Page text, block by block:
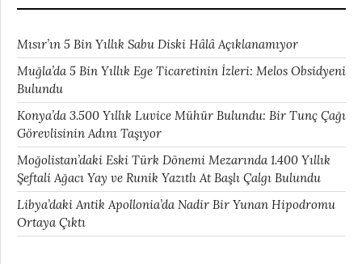
Mısır’ın 5 Bin Yıllık Sabu Diski Hâlâ Açıklanamıyor
Muğla’da 5 Bin Yıllık Ege Ticaretinin İzleri: Melos Obsidyeni
Bulundu
Konya’da 3.500 Yıllık Luvice Mühür Bulundu: Bir Tunç Çağı
Görevlisinin Adını Taşıyor
Moğolistan’daki Eski Türk Dönemi Mezarında 1.400 Yıllık
Şeftali Ağacı Yay ve Runik Yazıtlı At Başlı Çalgı Bulundu
Libya’daki Antik Apollonia’da Nadir Bir Yunan Hipodromu
Ortaya Çıktı